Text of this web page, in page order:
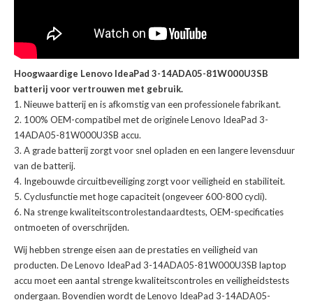
Hoogwaardige Lenovo IdeaPad 3-14ADA05-81W000U3SB
batterij voor vertrouwen met gebruik.
Nieuwe batterij en is afkomstig van een professionele fabrikant.
100% OEM-compatibel met deoriginele Lenovo IdeaPad 3-
14ADA05-81W000U3SB accu.
A grade batterij zorgt voor snel opladen en een langere levensduur
van de batterij.
Ingebouwde circuitbeveiliging zorgt voor veiligheid en stabiliteit.
Cyclusfunctie met hoge capaciteit (ongeveer 600-800 cycli).
Na strenge kwaliteitscontrolestandaardtests, OEM-specificaties
ontmoeten of overschrijden.
Wij hebben strenge eisen aan de prestaties en veiligheid van
producten. DeLenovo IdeaPad 3-14ADA05-81W000U3SB laptop
accu moet een aantal strenge kwaliteitscontroles en veiligheidstests
ondergaan. Bovendien wordt deLenovo IdeaPad 3-14ADA05-